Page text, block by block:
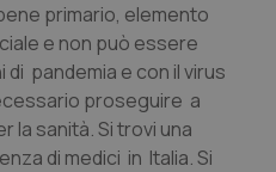
di Bolzano
di Trento
primario, elemento
e non può essere
pandemia e con il virus
proseguire a
la sanità. Si trovi una
di medici in Italia. Si